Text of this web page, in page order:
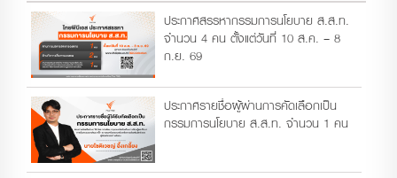
ประกาศสรรหากรรมการนโยบาย ส.ส.ท.
จำนวน 4 คน ตั้งแต่วันที่ 10 ส.ค. – 8
ก.ย. 69
ประกาศรายชื่อผู้ผ่านการคัดเลือกเป็น
กรรมการนโยบาย ส.ส.ท. จำนวน 1 คน